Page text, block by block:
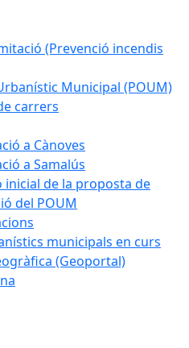
(Prevenció incendis
Municipal (POUM)
carrers
a Cànoves
a Samalús
inicial de la proposta de
del POUM
municipals en curs
(Geoportal)